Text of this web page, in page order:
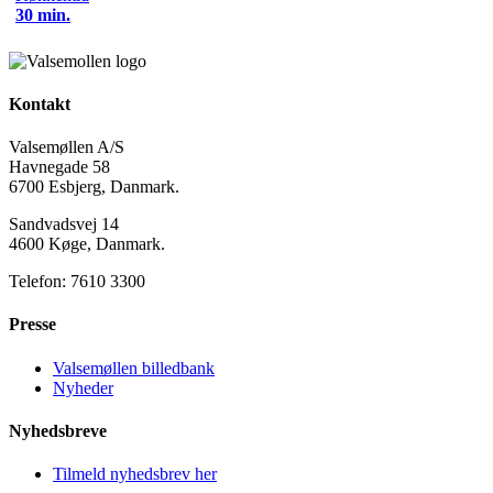
30 min.
Kontakt
Valsemøllen A/S
Havnegade 58
6700 Esbjerg, Danmark.
Sandvadsvej 14
4600 Køge, Danmark.
Telefon: 7610 3300
Presse
Valsemøllen billedbank
Nyheder
Nyhedsbreve
Tilmeld nyhedsbrev her